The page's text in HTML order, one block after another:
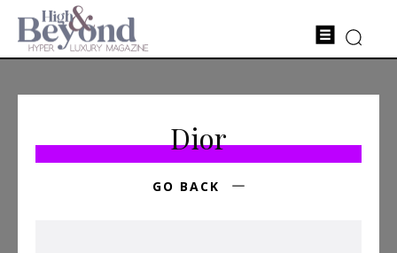
Dior
GO BACK